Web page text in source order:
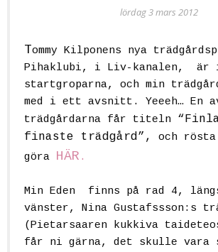
lördag 3 mars 2012
Tommy Kilponens nya
Pihaklubi, i Liv-kanalen, är
startgroparna, och min
med i ett avsnitt. Yeeeh… En
trädgårdarna får titeln
finaste trädgård”,
och rösta
göra HÄR .
Min Eden finns på rad 4,
vänster, Nina Gustafssson:s
(Pietarsaaren kukkiva
får ni gärna, det skulle vara